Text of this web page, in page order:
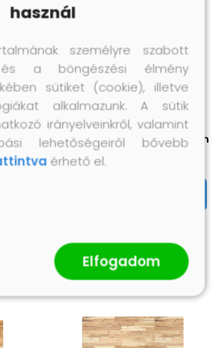
cm
Kezeletlen tömör akácfa
íróasztallap 100 x 70 x 4 cm
50 470 Ft
használ
személyre szabott
és a böngészési élmény
sütiket (cookie), illetve
alkalmazunk. A sütik
irányelveinkről, valamint
lehetőségeiről bővebb
érhető el.
Elfogadom